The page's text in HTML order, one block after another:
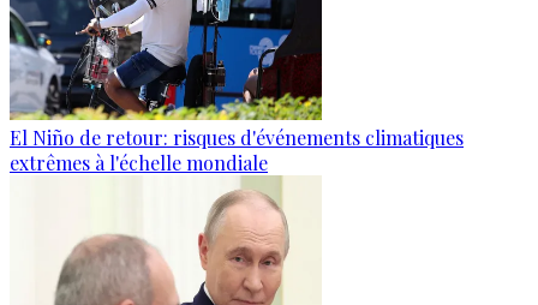
El Niño de retour: risques d'événements climatiques
extrêmes à l'échelle mondiale